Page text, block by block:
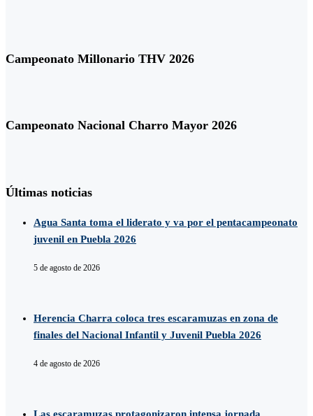
Campeonato Millonario THV 2026
Campeonato Nacional Charro Mayor 2026
Últimas noticias
Agua Santa toma el liderato y va por el pentacampeonato
juvenil en Puebla 2026
5 de agosto de 2026
Herencia Charra coloca tres escaramuzas en zona de
finales del Nacional Infantil y Juvenil Puebla 2026
4 de agosto de 2026
Las escaramuzas protagonizaron intensa jornada